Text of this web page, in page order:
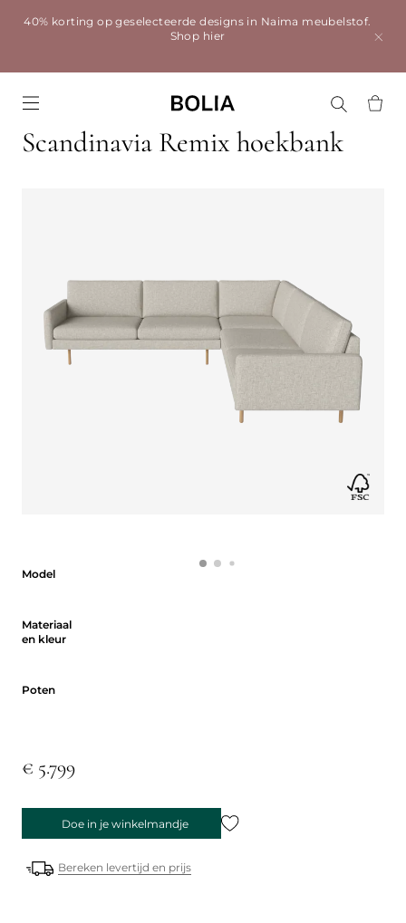
40% korting op geselecteerde designs in Naima meubelstof.
Shop hier
Scandinavia Remix hoekbank
Model
Materiaal
en kleur
Poten
€ 5.799
Doe in je winkelmandje
Bereken levertijd en prijs